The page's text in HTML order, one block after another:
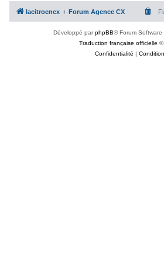
lacitroencx Forum Agence CX
Développé parphpBB® Forum
Traduction française officielle ©
Confidentialité |